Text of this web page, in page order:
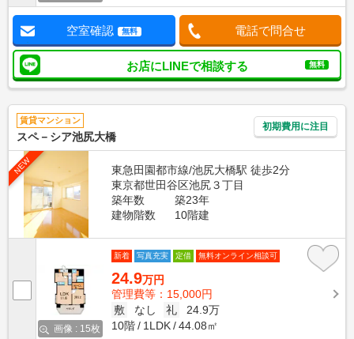
空室確認 無料 電話で問合せ
お店にLINEで相談する 無料
賃貸マンション
スペ－シア池尻大橋
初期費用に注目
NEW
東急田園都市線/池尻大橋駅 徒歩2分
東京都世田谷区池尻３丁目
築年数
築23年
建物階数
10階建
画像 : 15枚
新着 写真充実 定借 無料オンライン相談可
24.9万円
管理費等：15,000円
敷
なし 礼
24.9万
10階
1LDK 44.08㎡